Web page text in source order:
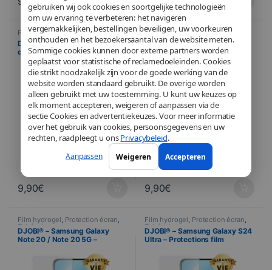
gebruiken wij ook cookies en soortgelijke technologieën
om uw ervaring te verbeteren: het navigeren
vergemakkelijken, bestellingen beveiligen, uw voorkeuren
onthouden en het bezoekersaantal van de website meten.
Sommige cookies kunnen door externe partners worden
geplaatst voor statistische of reclamedoeleinden. Cookies
die strikt noodzakelijk zijn voor de goede werking van de
website worden standaard gebruikt. De overige worden
alleen gebruikt met uw toestemming. U kunt uw keuzes op
elk moment accepteren, weigeren of aanpassen via de
sectie Cookies en advertentiekeuzes. Voor meer informatie
over het gebruik van cookies, persoonsgegevens en uw
rechten, raadpleegt u onsPrivacybeleid.
Aanpassen Weigeren Accepteren
Film hydrogel,Protection écran,
Telefonie
DJOBI – Apple iPhone 16 – Lot
de 2 protections film hydrogel
premium + Raclette
d’application
9,90€
Film hydrogel, Protection écran
Telefonie
DJOBI – Xiaomi Redmi 12 –
Protection film hydrogel
premium + Raclette
d’application
9,90€
Film hydrogel, Protection écran,
Telefonie
DJOBI® – Samsung Galaxy
Note 20 / Note 20 5G –
Film hydrogel, Protection écran,
Telefonie
DJOBI® – Samsung Galaxy S24
Ultra – Protections film